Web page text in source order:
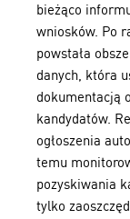
bieżąco
wniosków. Po
powstała
danych, która
dokumentacją
kandydatów.
ogłoszenia
temu
pozyskiwania
tylko